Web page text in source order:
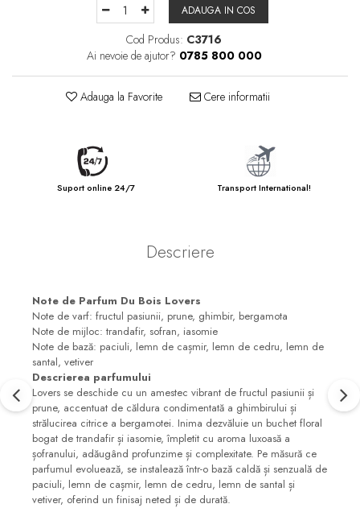
ADAUGA IN COS
Cod Produs: C3716
Ai nevoie de ajutor? 0785 800 000
Adauga la Favorite Cere informatii
Suport online 24/7 Transport International!
Descriere
Note de Parfum Du Bois Lovers
Note de varf: fructul pasiunii, prune, ghimbir, bergamota
Note de mijloc: trandafir, sofran, iasomie
Note de bază: paciuli, lemn de cașmir, lemn de cedru, lemn de
santal, vetiver
Descrierea parfumului
Lovers se deschide cu un amestec vibrant de fructul pasiunii și
prune, accentuat de căldura condimentată a ghimbirului și
strălucirea citrice a bergamotei. Inima dezvăluie un buchet floral
bogat de trandafir și iasomie, împletit cu aroma luxoasă a
șofranului, adăugând profunzime și complexitate. Pe măsură ce
parfumul evoluează, se instalează într-o bază caldă și senzuală de
paciuli, lemn de cașmir, lemn de cedru, lemn de santal și
vetiver, oferind un finisaj neted și de durată.